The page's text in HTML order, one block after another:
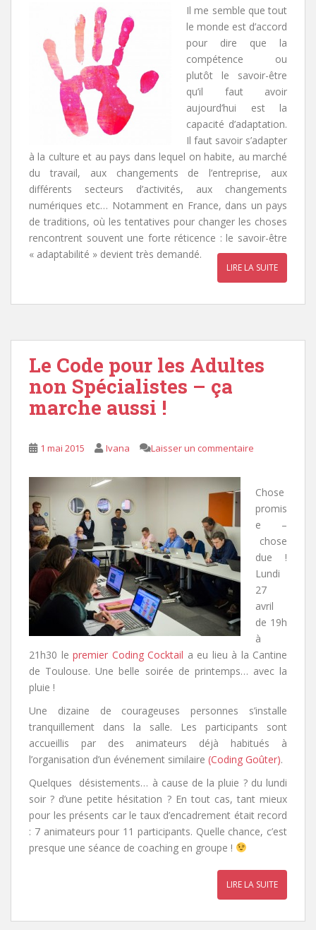
Il me semble que tout
le monde est d’accord
pour dire que la
compétence ou
plutôt le savoir-être
qu’il faut avoir
aujourd’hui est la
capacité d’adaptation.
Il faut savoir s’adapter
à la culture et au pays dans lequel on habite, au marché
du travail, aux changements de l’entreprise, aux
différents secteurs d’activités, aux changements
numériques etc… Notamment en France, dans un pays
de traditions, où les tentatives pour changer les choses
rencontrent souvent une forte réticence : le savoir-être
« adaptabilité » devient très demandé.
LIRE LA SUITE
Le Code pour les Adultes
non Spécialistes – ça
marche aussi !
1 mai 2015 Ivana Laisser un commentaire
Chose
promis
e –
chose
due !
Lundi
27
avril
de 19h
à
21h30 le premier Coding Cocktail a eu lieu à la Cantine
de Toulouse. Une belle soirée de printemps… avec la
pluie !
Une dizaine de courageuses personnes s’installe
tranquillement dans la salle. Les participants sont
accueillis par des animateurs déjà habitués à
l’organisation d’un événement similaire (Coding Goûter).
Quelques désistements… à cause de la pluie ? du lundi
soir ? d’une petite hésitation ? En tout cas, tant mieux
pour les présents car le taux d’encadrement était record
: 7 animateurs pour 11 participants. Quelle chance, c’est
presque une séance de coaching en groupe !
LIRE LA SUITE